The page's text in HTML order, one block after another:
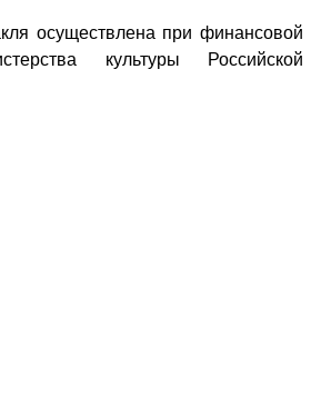
осуществлена при финансовой
культуры Российской